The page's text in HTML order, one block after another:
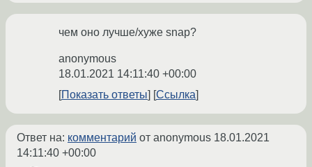
чем оно лучше/хуже snap?
anonymous
18.01.2021 14:11:40 +00:00
Показать ответы
Ссылка
Ответ на: комментарий от anonymous 18.01.2021
14:11:40 +00:00